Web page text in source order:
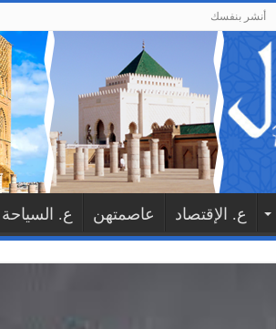
أنشر بنفسك
ع. الإقتصاد عاصمتهن ع. السياحة